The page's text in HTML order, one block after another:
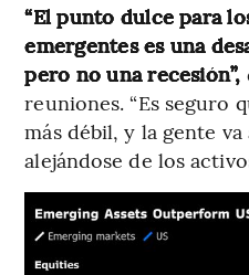
“El punto dulce para
emergentes es una
pero no una recesión”,
reuniones. “Es seguro
más débil, y la gente
alejándose de los